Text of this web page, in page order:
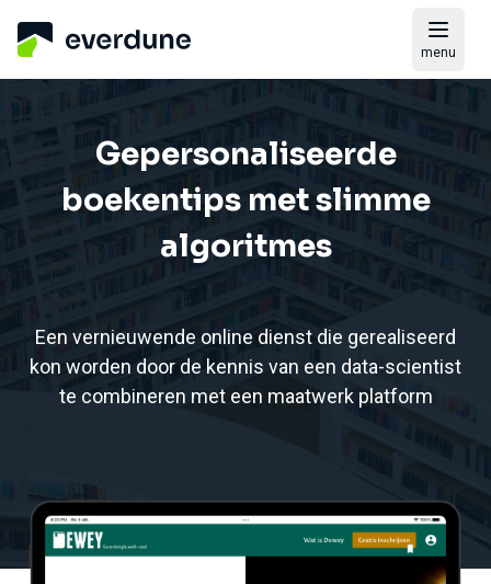
menu
Gepersonaliseerde
boekentips met slimme
algoritmes
Een vernieuwende online dienst die gerealiseerd
kon worden door de kennis van een data-scientist
te combineren met een maatwerk platform